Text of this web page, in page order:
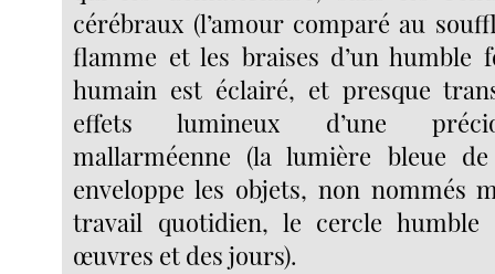
cérébraux (l’amour comparé au
flamme et les braises d’un humble
humain est éclairé, et presque
effets lumineux d’une
mallarméenne (la lumière bleue
enveloppe les objets, non nommés
travail quotidien, le cercle humble
œuvres et des jours).